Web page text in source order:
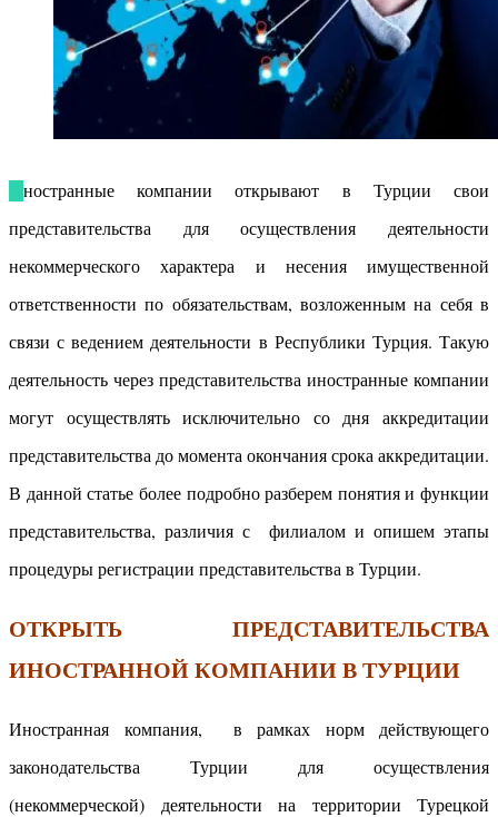
представительства для осуществления деятельности
некоммерческого характера и несения имущественной
ответственности по обязательствам, возложенным на себя в
связи с ведением деятельности в Республики Турция. Такую
деятельность через представительства иностранные компании
могут осуществлять исключительно со дня аккредитации
представительства до момента окончания срока аккредитации.
В данной статье более подробно разберем понятия и функции
представительства, различия с филиалом и опишем этапы
процедуры регистрации представительства в Турции.
ОТКРЫТЬ ПРЕДСТАВИТЕЛЬСТВА
ИНОСТРАННОЙ КОМПАНИИ В ТУРЦИИ
Иностранная компания, в рамках норм действующего
законодательства Турции для осуществления
(некоммерческой) деятельности на территории Турецкой